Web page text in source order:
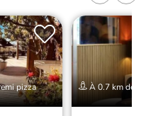
pizza À 0.7 km de